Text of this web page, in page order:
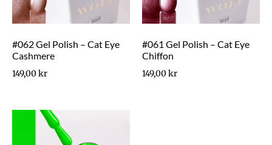
#062 Gel Polish – Cat Eye
Cashmere
149,00kr
#061 Gel Polish – Cat Eye
Chiffon
149,00kr